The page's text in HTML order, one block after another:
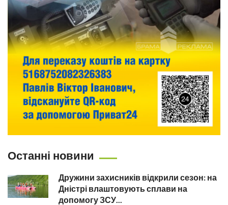
Останні новини
Дружини захисників відкрили сезон: на
Дністрі влаштовують сплави на
допомогу ЗСУ...